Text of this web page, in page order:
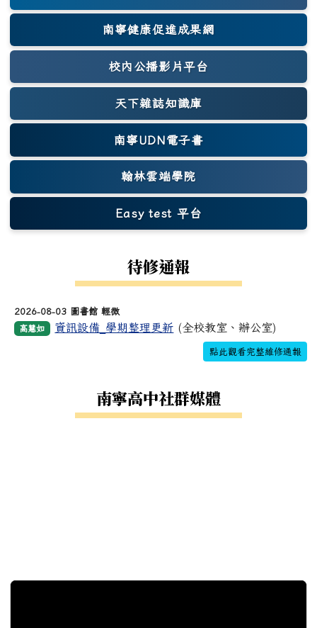
南寧健康促進成果網
(另開新視窗)
校內公播影片平台
天下雜誌知識庫
(另開新視窗)
南寧UDN電子書
翰林雲端學院
Easy test 平台
(另開新視窗)
待修通報
2026-08-03 圖書館 輕微
高慧如 資訊設備_學期整理更新 (全校教室、辦公室)
點此觀看完整維修通報
南寧高中社群媒體